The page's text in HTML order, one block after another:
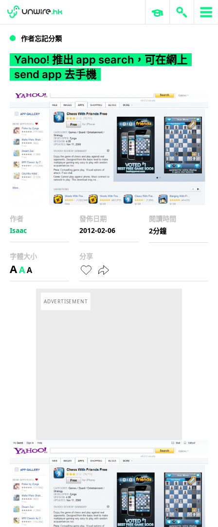
WWDC 2026 ERP 與商業 AI
作者忘記分類
Yahoo! 推出 app search，可在網上
send app 去手機
作者
Isaac
發佈日期
2012-02-06
閱讀時間
2分鐘
字體大小
AAA
分享
ADVERTISEMENT